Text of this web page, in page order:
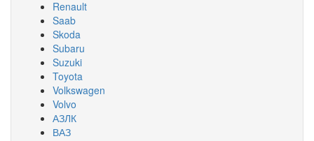
Renault
Saab
Skoda
Subaru
Suzuki
Toyota
Volkswagen
Volvo
АЗЛК
ВАЗ